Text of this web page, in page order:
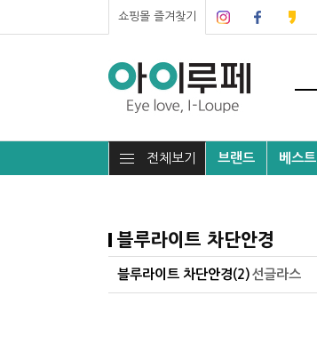
쇼핑몰 즐겨찾기
전체보기 브랜드 베스트
블루라이트 차단안경
블루라이트 차단안경(2) 선글라스